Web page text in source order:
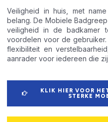
Veiligheid in huis, met
belang. De Mobiele
veiligheid in de badkamer
voordelen voor de gebruiker.
flexibiliteit en
aanrader voor iedereen die
KLIK HIER VOOR
STERKE